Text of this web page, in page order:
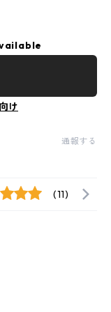
け
通報する
(11)